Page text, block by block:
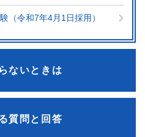
（令和7年4月1日採用）
ないときは
質問と回答